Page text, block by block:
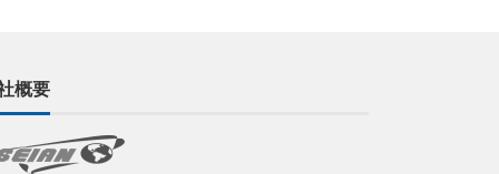
概要